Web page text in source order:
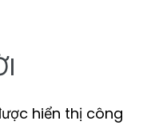
hiển thị công